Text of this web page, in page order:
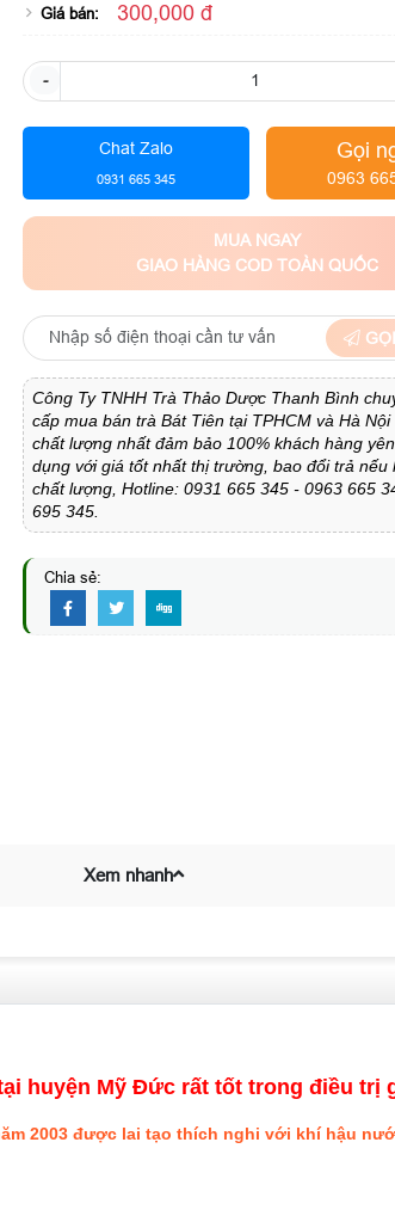
Giá bán: 300,000 đ
-
Chat Zalo
0931 665 345
Gọi
0963
MUA NGAY
GIAO HÀNG COD TOÀN QUỐC
Công Ty TNHH Trà Thảo Dược Thanh Bình
cấp mua bán trà Bát Tiên tại TPHCM và Hà
chất lượng nhất đảm bảo 100% khách hàng
dụng với giá tốt nhất thị trường, bao đổi trả nếu
chất lượng, Hotline: 0931 665 345 - 0963 665
695 345.
Chia sẻ:
Xem nhanh
huyện Mỹ Đức rất tốt trong điều trị
2003 được lai tạo thích nghi với khí hậu